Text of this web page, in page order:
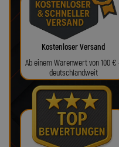
Kostenloser Versand
Ab einem Warenwert von 100 €
deutschlandweit